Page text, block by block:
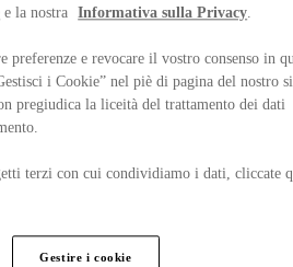
e la nostra Informativa sulla Privacy.
preferenze e revocare il vostro consenso in
i Cookie” nel piè di pagina del nostro
pregiudica la liceità del trattamento dei dati
terzi con cui condividiamo i dati, cliccate
Gestire i cookie